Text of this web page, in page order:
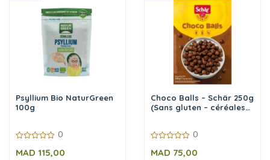
Psyllium Bio NaturGreen
100g
sur
0
MAD 115,00
Choco Balls – Schär 250g
(Sans gluten – céréales
sur
0
MAD 75,00